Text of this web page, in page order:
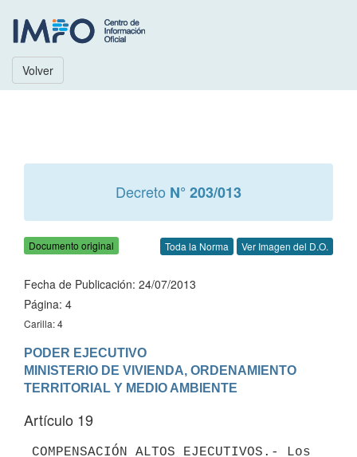
Volver
Decreto N° 203/013
Documento original Toda la Norma Ver Imagen del D.O.
Fecha de Publicación: 24/07/2013
Página: 4
Carilla: 4
PODER EJECUTIVO
MINISTERIO DE VIVIENDA, ORDENAMIENTO
Artículo 19